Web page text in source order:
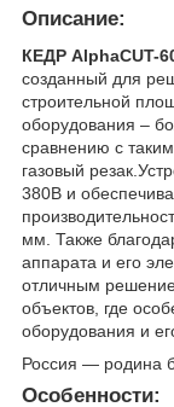
Описание:
КЕДР AlphaCUT-
созданный для
строительной
оборудования –
сравнению с
газовый
380В и
мм. Также
аппарата и его
отличным
объектов, где
оборудования и
Россия — родина
Особенности: